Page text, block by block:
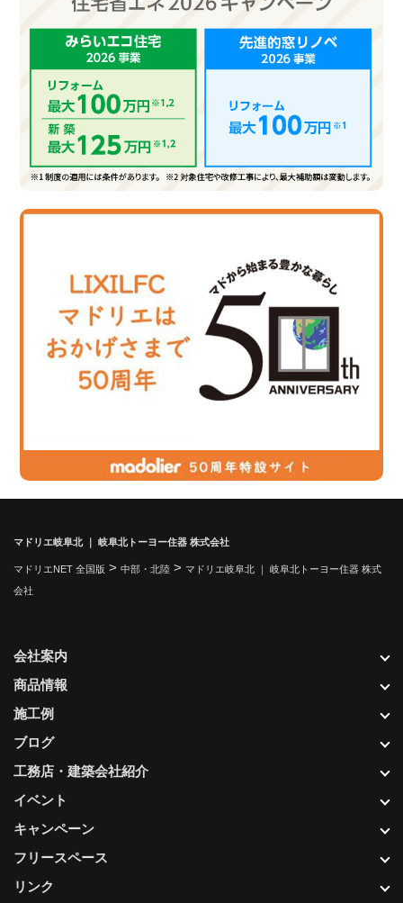
マドリエ岐阜北 ｜ 岐阜北トーヨー住器 株式会社
マドリエNET 全国版 > 中部・北陸 > マドリエ岐阜北 ｜ 岐阜北トーヨー住器 株式
会社
会社案内
商品情報
施工例
ブログ
工務店・建築会社紹介
イベント
キャンペーン
フリースペース
リンク